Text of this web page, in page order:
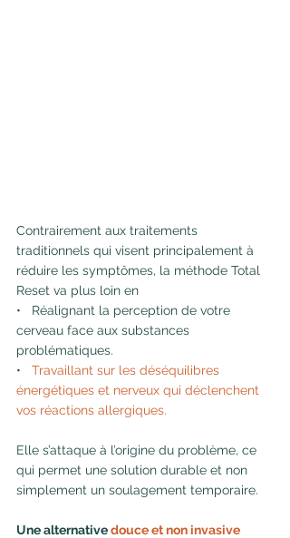
Contrairement aux traitements
traditionnels qui visent principalement à
réduire les symptômes, la méthode Total
Reset va plus loin en
•   Réalignant la perception de votre
cerveau face aux substances
problématiques.
• Travaillant sur les déséquilibres
énergétiques et nerveux qui déclenchent
vos réactions allergiques.
Elle s’attaque à l’origine du problème, ce
qui permet une solution durable et non
simplement un soulagement temporaire.
Une alternative douce et non invasive